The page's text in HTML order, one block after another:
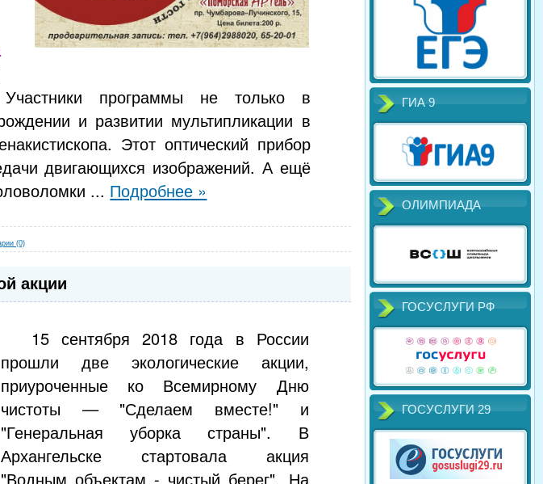
программы не только в
и развитии мультипликации в
Этот оптический прибор
двигающихся изображений. А ещё
... Подробнее »
(0)
акции
15 сентября 2018 года в России
прошли две экологические акции,
приуроченные ко Всемирному Дню
чистоты — "Сделаем вместе!" и
"Генеральная уборка страны". В
Архангельске стартовала акция
"Водным объектам - чистый берег". На
ГИА 9
ОЛИМПИАДА
ГОСУСЛУГИ РФ
ГОСУСЛУГИ 29